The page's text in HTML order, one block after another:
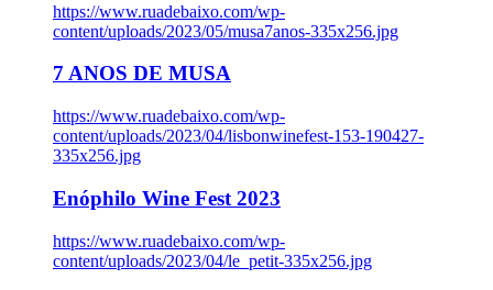
https://www.ruadebaixo.com/wp-
content/uploads/2023/05/musa7anos-335x256.jpg
7 ANOS DE MUSA
https://www.ruadebaixo.com/wp-
content/uploads/2023/04/lisbonwinefest-153-190427-
335x256.jpg
Enóphilo Wine Fest 2023
https://www.ruadebaixo.com/wp-
content/uploads/2023/04/le_petit-335x256.jpg